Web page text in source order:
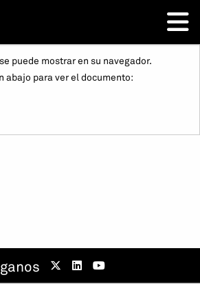
puede mostrar en su navegador.
abajo para ver el documento: